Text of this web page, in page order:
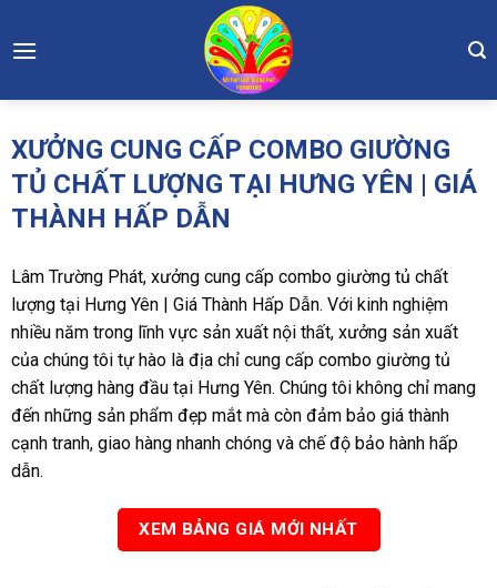
to
XƯỞNG CUNG CẤP COMBO GIƯỜNG
TỦ CHẤT LƯỢNG TẠI HƯNG YÊN | GIÁ
THÀNH HẤP DẪN
Lâm Trường Phát, xưởng cung cấp combo giường tủ chất
lượng tại Hưng Yên | Giá Thành Hấp Dẫn. Với kinh nghiệm
nhiều năm trong lĩnh vực sản xuất nội thất, xưởng sản xuất
của chúng tôi tự hào là địa chỉ cung cấp combo giường tủ
chất lượng hàng đầu tại Hưng Yên. Chúng tôi không chỉ mang
đến những sản phẩm đẹp mắt mà còn đảm bảo giá thành
cạnh tranh, giao hàng nhanh chóng và chế độ bảo hành hấp
dẫn.
XEM BẢNG GIÁ MỚI NHẤT